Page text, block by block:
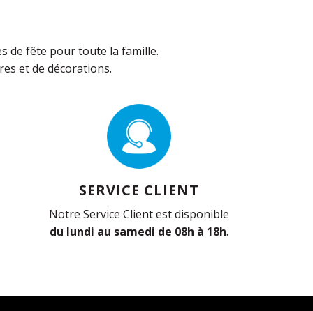
de fête pour toute la famille.
et de décorations.
SERVICE CLIENT
Notre Service Client est disponible
du lundi au samedi de 08h à 18h.